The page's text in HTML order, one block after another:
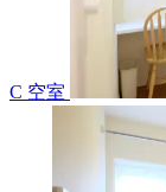
C 空室